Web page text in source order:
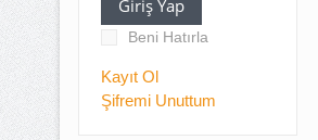
Giriş Yap
Beni Hatırla
Kayıt Ol
Şifremi Unuttum